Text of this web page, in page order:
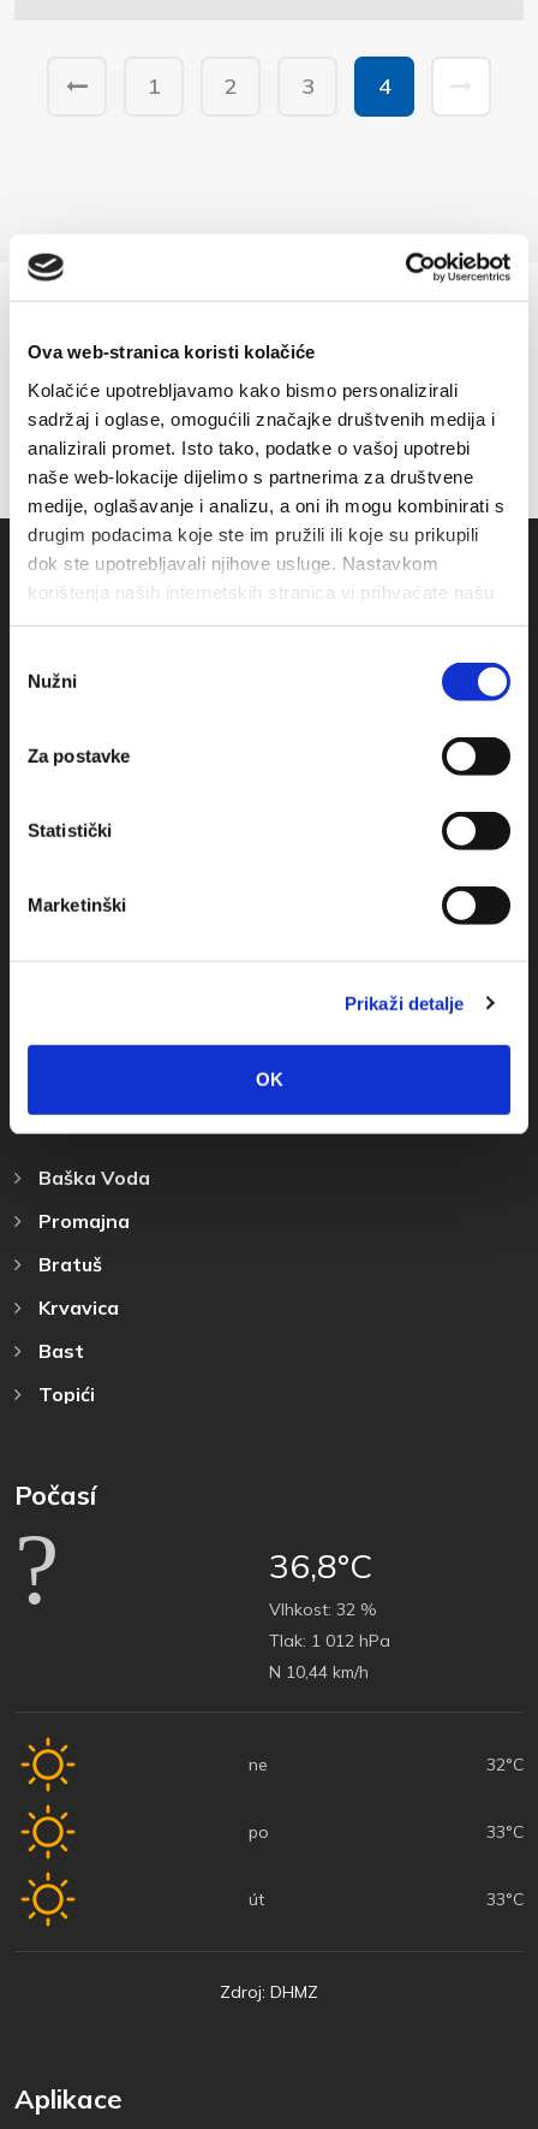
Ova web-stranica koristi kolačiće
Kolačiće upotrebljavamo kako bismo personalizirali
sadržaj i oglase, omogućili značajke društvenih medija i
analizirali promet. Isto tako, podatke o vašoj upotrebi
naše web-lokacije dijelimo s partnerima za društvene
medije, oglašavanje i analizu, a oni ih mogu kombinirati s
drugim podacima koje ste im pružili ili koje su prikupili
dok ste upotrebljavali njihove usluge. Nastavkom
korištenja naših internetskih stranica vi prihvaćate našu
pristanka
Nužni
Za postavke
Statistički
Marketinški
Prikaži detalje
OK
1 2 3 4
Obala sv. Nikole 31, Baška Voda
+385(0)21 620713
Destinace
Baška Voda
Promajna
Bratuš
Krvavica
Bast
Topići
Počasí
36,8°C
Vlhkost: 32 %
Tlak: 1 012 hPa
N 10,44 km/h
ne 32°C
po 33°C
út 33°C
Zdroj: DHMZ
Aplikace